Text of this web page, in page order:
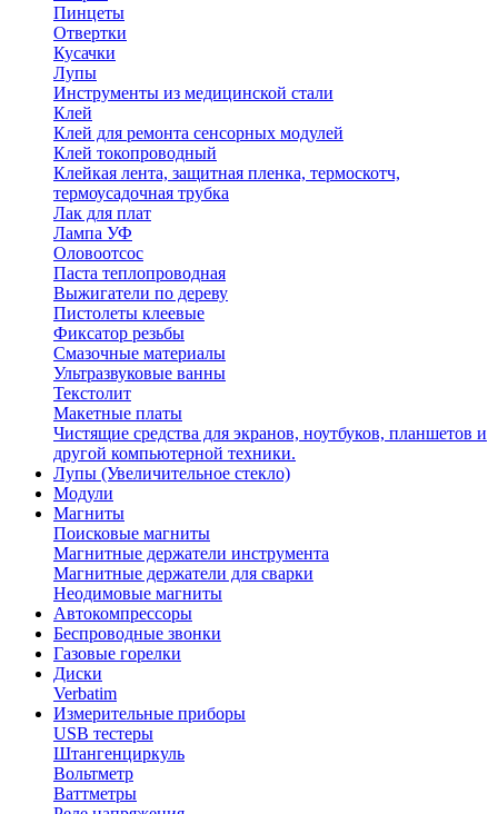
Пинцеты
Отвертки
Кусачки
Лупы
Инструменты из медицинской стали
Клей
Клей для ремонта сенсорных модулей
Клей токопроводный
Клейкая лента, защитная пленка, термоскотч,
термоусадочная трубка
Лак для плат
Лампа УФ
Оловоотсос
Паста теплопроводная
Выжигатели по дереву
Пистолеты клеевые
Фиксатор резьбы
Смазочные материалы
Ультразвуковые ванны
Текстолит
Макетные платы
Чистящие средства для экранов, ноутбуков, планшетов и
другой компьютерной техники.
Лупы (Увеличительное стекло)
Модули
Магниты
Поисковые магниты
Магнитные держатели инструмента
Магнитные держатели для сварки
Неодимовые магниты
Автокомпрессоры
Беспроводные звонки
Газовые горелки
Диски
Verbatim
Измерительные приборы
USB тестеры
Штангенциркуль
Вольтметр
Ваттметры